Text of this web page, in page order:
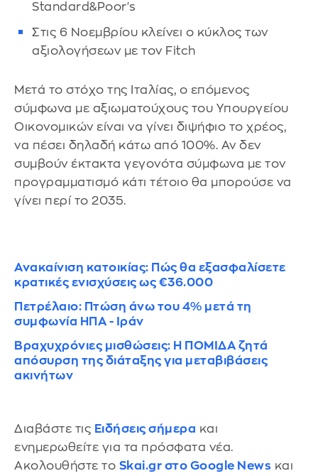
Standard&Poor's
Στις 6 Νοεμβρίου κλείνει ο κύκλος των
αξιολογήσεων με τον Fitch
Μετά το στόχο της Ιταλίας, ο επόμενος
σύμφωνα με αξιωματούχους του Υπουργείου
Οικονομικών είναι να γίνει διψήφιο το χρέος,
να πέσει δηλαδή κάτω από 100%. Αν δεν
συμβούν έκτακτα γεγονότα σύμφωνα με τον
προγραμματισμό κάτι τέτοιο θα μπορούσε να
γίνει περί το 2035.
Ανακαίνιση κατοικίας: Πώς θα εξασφαλίσετε
κρατικές ενισχύσεις ως €36.000
Πετρέλαιο: Πτώση άνω του 4% μετά τη
συμφωνία ΗΠΑ - Ιράν
Βραχυχρόνιες μισθώσεις: Η ΠΟΜΙΔΑ ζητά
απόσυρση της διάταξης για μεταβιβάσεις
ακινήτων
Διαβάστε τις Ειδήσεις σήμερα και
ενημερωθείτε για τα πρόσφατα νέα.
Ακολουθήστε το Skai.gr στο Google News και